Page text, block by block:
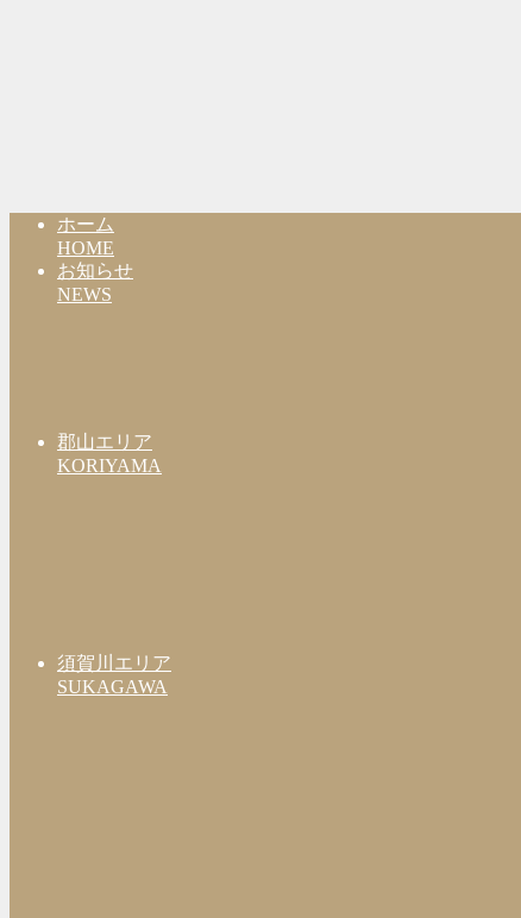
ホーム
HOME
お知らせ
NEWS
郡山エリア
KORIYAMA
須賀川エリア
SUKAGAWA